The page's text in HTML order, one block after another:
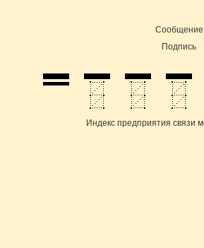
Cообщение
Подпись
Индекс предприятия связи